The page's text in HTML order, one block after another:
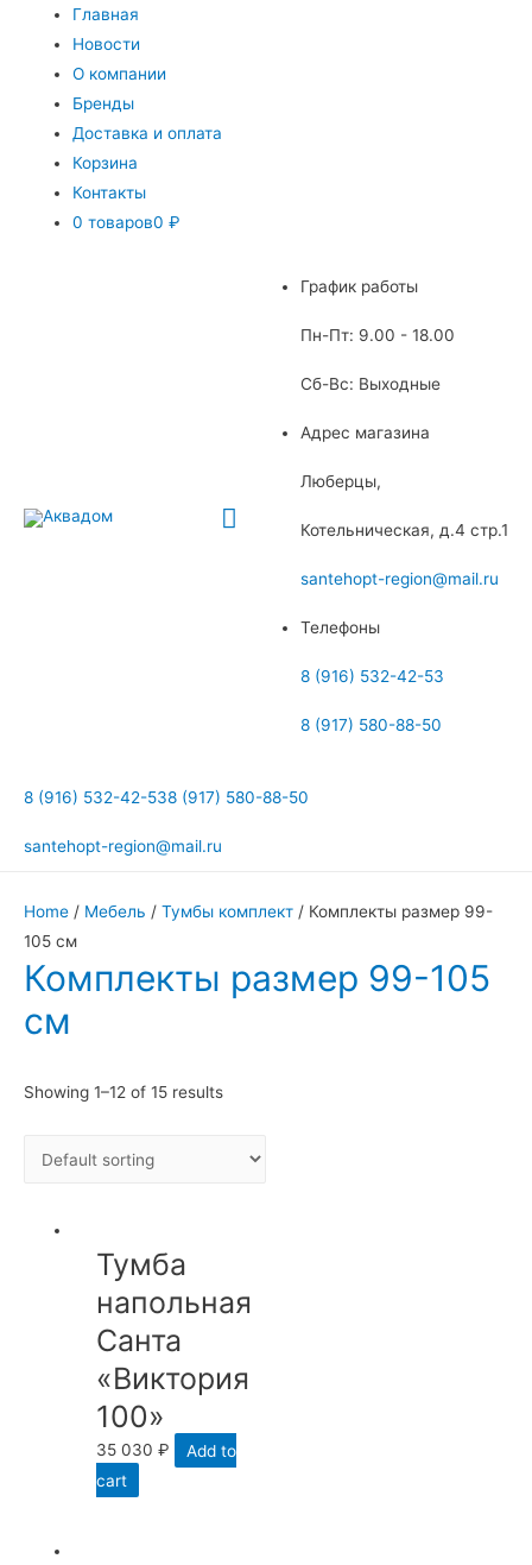
Главная
Новости
О компании
Бренды
Доставка и оплата
Корзина
Контакты
0 товаров0 ₽
Главное
График работы
Пн-Пт: 9.00 - 18.00
Сб-Вс: Выходные
Адрес магазина
Люберцы,
Котельническая, д.4 стр.1
santehopt-region@mail.ru
Телефоны
8 (916) 532-42-53
8 (917) 580-88-50
8 (916) 532-42-538 (917) 580-88-50
santehopt-region@mail.ru
Home / Мебель / Тумбы комплект / Комплекты размер 99-
105 см
Комплекты размер 99-105
см
Showing 1–12 of 15 results
Тумба
напольная
Санта
«Виктория
100»
35 030₽
Add to
cart